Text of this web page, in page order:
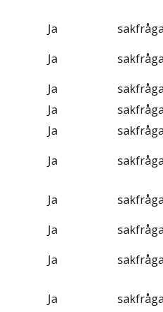
Ja
Ja
Ja
Ja
Ja
Ja
Ja
Ja
Ja
Ja